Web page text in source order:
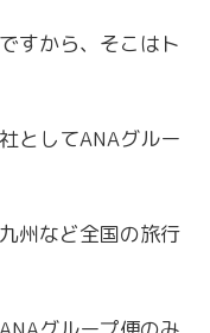
すから、そこはト
としてANAグルー
州など全国の旅行